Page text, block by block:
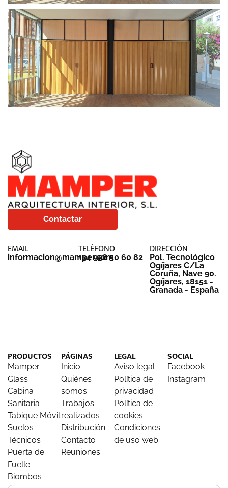
Contactar
EMAIL
informacion@mamper.com
TELÉFONO
+34 958 50 60 82
DIRECCIÓN
Pol. Tecnológico
Ogíjares C/La
Coruña, Nave 90.
Ogíjares, 18151 -
Granada - España
PRODUCTOS
Mamper
Glass
Cabina
Sanitaria
Tabique Móvil
Suelos
Técnicos
Puerta de
Fuelle
Biombos
PÁGINAS
Inicio
Quiénes
somos
Trabajos
realizados
Distribución
Contacto
Reuniones
LEGAL
Aviso legal
Política de
privacidad
Política de
cookies
Condiciones
de uso web
SOCIAL
Facebook
Instagram